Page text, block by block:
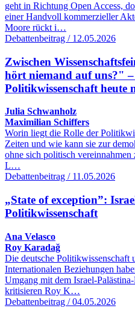
geht in Richtung Open Access,
einer Handvoll kommerzieller
Moore rückt i…
Debattenbeitrag / 12.05.2026
Zwischen
hört niemand auf uns?"
Politikwissenschaft heute
Julia Schwanholz
Maximilian Schiffers
Worin liegt die Rolle der
Zeiten und wie kann sie zur
ohne sich politisch vereinnahmen
L…
Debattenbeitrag / 11.05.2026
„State of exception”:
Politikwissenschaft
Ana Velasco
Roy Karadağ
Die deutsche Politikwissenschaft
Internationalen Beziehungen
Umgang mit dem Israel-
kritisieren Roy K…
Debattenbeitrag / 04.05.2026